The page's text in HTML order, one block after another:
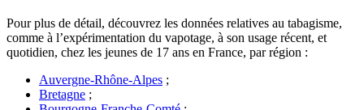
Pour plus de détail, découvrez les données relatives au tabagisme,
comme à l’expérimentation du vapotage, à son usage récent, et
quotidien, chez les jeunes de 17 ans en France, par région :
Auvergne-Rhône-Alpes ;
Bretagne ;